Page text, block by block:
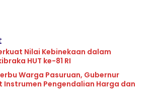
Nilai Kebinekaan dalam
HUT ke-81 RI
Warga Pasuruan, Gubernur
Instrumen Pengendalian Harga dan